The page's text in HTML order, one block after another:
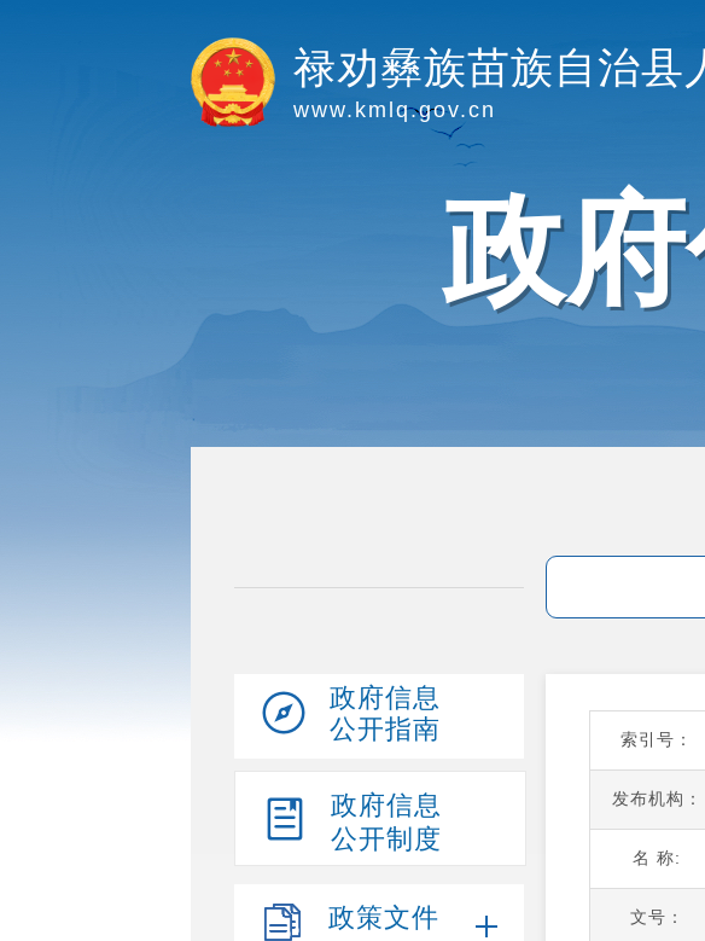
禄劝彝族苗族自治县
www.kmlq.gov.cn
政
政府信息
公开指南
政府信息
公开制度
政策文件
索引号：
发布机构：
名 称:
文号：